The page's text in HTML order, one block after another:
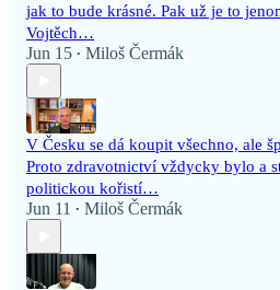
jak to bude krásné. Pak už je to
Vojtěch…
Jun 15 • Miloš Čermák
V Česku se dá koupit všechno, ale
Proto zdravotnictví vždycky bylo a
politickou kořistí…
Jun 11 • Miloš Čermák